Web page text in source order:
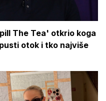
The Tea' otkrio koga
otok i tko najviše